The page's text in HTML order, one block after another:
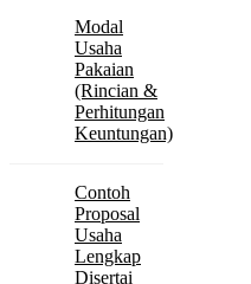
Modal
Usaha
Pakaian
(Rincian &
Perhitungan
Keuntungan)
Contoh
Proposal
Usaha
Lengkap
Disertai